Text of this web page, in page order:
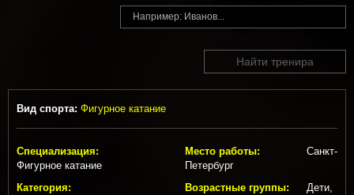
Найти тренира
Вид спорта: Фигурное катание
Специализация:
Фигурное катание
Категория:
Место работы:
Санкт-
Петербург
Возрастные группы:
Дети,